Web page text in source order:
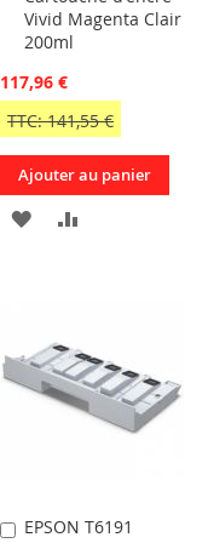
Vivid Magenta Clair
200ml
117,96 €
TTC: 141,55 €
Ajouter au panier
AJOUTER
LISTE
D’ENVIE
EPSON T6191
Ajouter